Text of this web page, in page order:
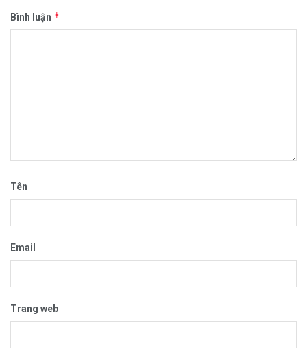
Bình luận *
Tên
Email
Trang web